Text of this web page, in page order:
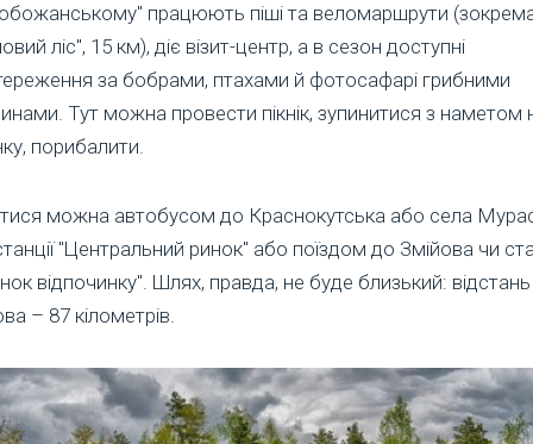
працюють піші та веломаршрути
ліс", 15 км), діє візит-центр, а в сезон доступні
за бобрами, птахами й фотосафарі грибними
Тут можна провести пікнік, зупинитися з наметом
порибалити.
можна автобусом до Краснокутська або села
"Центральний ринок" або поїздом до Змійова чи
відпочинку". Шлях, правда, не буде близький: відстань
– 87 кілометрів.